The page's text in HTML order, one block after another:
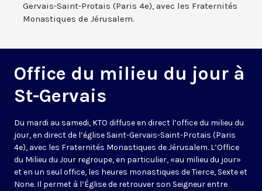
Gervais-Saint-Protais (Paris 4e), avec les Fraternités
Monastiques de Jérusalem.
Office du milieu du jour à
St-Gervais
Du mardi au samedi, KTO diffuse en direct l’office du milieu du
jour, en direct de l’église Saint-Gervais-Saint-Protais (Paris
4e), avec les Fraternités Monastiques de Jérusalem. L’Office
du Milieu du Jour regroupe, en particulier, «au milieu du jour»
et en un seul office, les heures monastiques de Tierce, Sexte et
None. Il permet à l’Église de retrouver son Seigneur entre